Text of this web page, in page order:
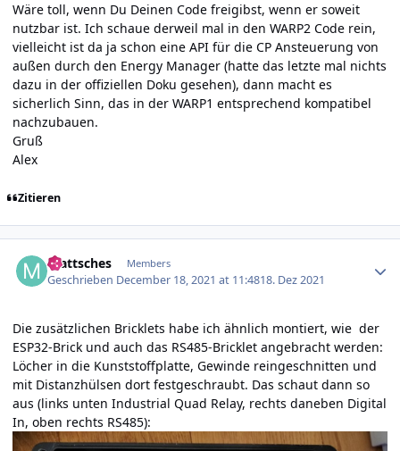
Wäre toll, wenn Du Deinen Code freigibst, wenn er soweit
nutzbar ist. Ich schaue derweil mal in den WARP2 Code rein,
vielleicht ist da ja schon eine API für die CP Ansteuerung von
außen durch den Energy Manager (hatte das letzte mal nichts
dazu in der offiziellen Doku gesehen), dann macht es
sicherlich Sinn, das in der WARP1 entsprechend kompatibel
nachzubauen.
Gruß
Alex
Zitieren
mattsches Members
Geschrieben December 18, 2021 at 11:4818. Dez 2021
Die zusätzlichen Bricklets habe ich ähnlich montiert, wie der
ESP32-Brick und auch das RS485-Bricklet angebracht werden:
Löcher in die Kunststoffplatte, Gewinde reingeschnitten und
mit Distanzhülsen dort festgeschraubt. Das schaut dann so
aus (links unten Industrial Quad Relay, rechts daneben Digital
In, oben rechts RS485):